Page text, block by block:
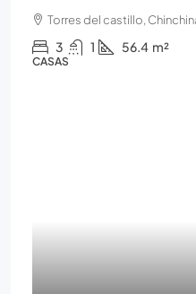
Torres del castillo,
3 1 56.4 m²
CASAS